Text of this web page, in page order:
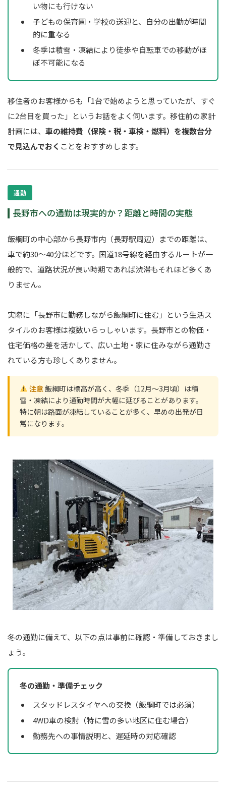
い物にも行けない
子どもの保育園・学校の送迎と、自分の出勤が時間
的に重なる
冬季は積雪・凍結により徒歩や自転車での移動がほ
ぼ不可能になる
移住者のお客様からも「1台で始めようと思っていたが、すぐ
に2台目を買った」というお話をよく伺います。移住前の家計
計画には、 車の維持費（保険・税・車検・燃料）を複数台分
で見込んでおく ことをおすすめします。
通勤
長野市への通勤は現実的か？距離と時間の実態
飯綱町の中心部から長野市内（長野駅周辺）までの距離は、
車で約30〜40分ほどです。国道18号線を経由するルートが一
般的で、道路状況が良い時期であれば渋滞もそれほど多くあ
りません。
実際に「長野市に勤務しながら飯綱町に住む」という生活ス
タイルのお客様は複数いらっしゃいます。長野市との物価・
住宅価格の差を活かして、広い土地・家に住みながら通勤さ
れている方も珍しくありません。
注意 飯綱町は標高が高く、冬季（12月〜3月頃）は積
雪・凍結により通勤時間が大幅に延びることがあります。
特に朝は路面が凍結していることが多く、早めの出発が日
常になります。
冬の通勤に備えて、以下の点は事前に確認・準備しておきまし
ょう。
冬の通勤・準備チェック
スタッドレスタイヤへの交換（飯綱町では必須）
4WD車の検討（特に雪の多い地区に住む場合）
勤務先への事情説明と、遅延時の対応確認